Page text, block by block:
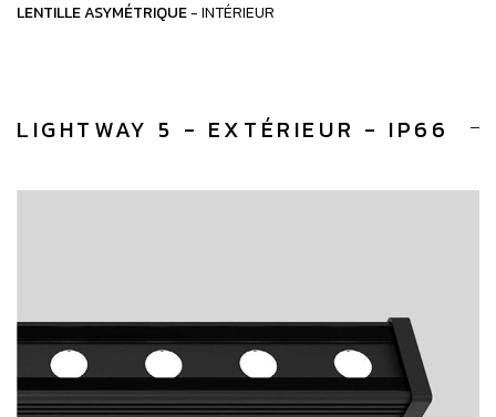
LENTILLE ASYMÉTRIQUE- INTÉRIEUR
LIGHTWAY 5 - EXTÉRIEUR - IP66